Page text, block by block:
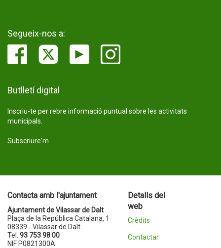
Segueix-nos a:
Butlletí digital
Inscriu-te per rebre informació puntual sobre les activitats
municipals.
Subscriure'm
Contacta amb l'ajuntament
Ajuntament de Vilassar de Dalt
Plaça de la República Catalana, 1
08339 - Vilassar de Dalt
Tel. 93 753 98 00
NIF P0821300A
Detalls del
web
Crèdits
Contactar